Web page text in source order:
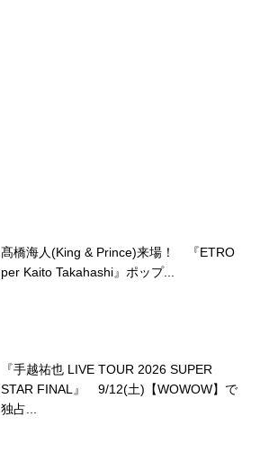
髙橋海人(King & Prince)来場！ 『ETRO
per Kaito Takahashi』ポップ...
『手越祐也 LIVE TOUR 2026 SUPER
STAR FINAL』 9/12(土)【WOWOW】で
独占...